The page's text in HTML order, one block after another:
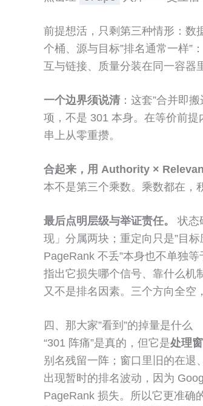
前提想活，只剩第三种情形：数
个桶、源与目标”排名通常一样”
互与链接、质量分装在同一容器
一个边界须说清 ：这套”合并即搬
项，不是 301 本身。在等价前提
串上从零重攒。
合起来，用 Authority ×
本不是第三个乘数。乘数都在，
最后点明层级与举证责任。
状态
现」分属两块；重定向只是”目
PageRank 不丢”本身也不单独
指出它损失哪个信号、靠什么
又不是排名因素。三个方向全空
四、那大家”看到”的掉量是什么
“301 阵痛”是真的，但它是处理
别名残留一阵；窗口里旧的在退
出现暂时的排名波动，因为
PageRank 损失。所以它更准确